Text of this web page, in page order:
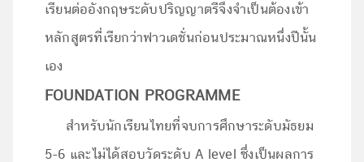
เรียนต่ออังกฤษระดับปริญญาตรีจึงจำเป็นต้องเข้า
หลักสูตรที่เรียกว่าฟาวเดชั่นก่อนประมาณหนึ่งปีนั้น
เอง
FOUNDATION PROGRAMME
สำหรับนักเรียนไทยที่จบการศึกษาระดับมัธยม
5-6 และไม่ได้สอบวัดระดับ A level ซึ่งเป็นผลการ